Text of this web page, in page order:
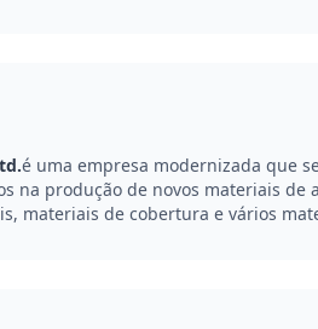
é uma empresa modernizada que
na produção de novos materiais
materiais de cobertura e vários